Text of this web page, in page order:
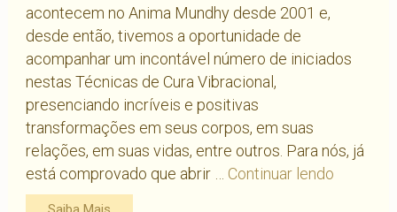
acontecem no Anima Mundhy desde 2001 e,
desde então, tivemos a oportunidade de
acompanhar um incontável número de iniciados
nestas Técnicas de Cura Vibracional,
presenciando incríveis e positivas
transformações em seus corpos, em suas
relações, em suas vidas, entre outros. Para nós, já
está comprovado que abrir … Continuar lendoQual